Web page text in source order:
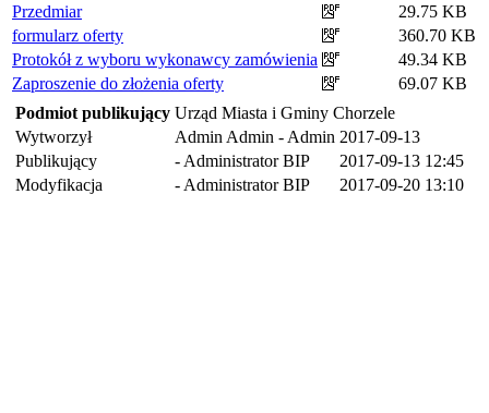
Przedmiar
29.75 KB
formularz oferty
360.70 KB
Protokół z wyboru wykonawcy zamówienia
49.34 KB
Zaproszenie do złożenia oferty
69.07 KB
Podmiot publikujący Urząd Miasta i Gminy Chorzele
Wytworzył
Admin Admin - Admin 2017-09-13
Publikujący
- Administrator BIP
2017-09-13 12:45
Modyfikacja
- Administrator BIP 2017-09-20 13:10